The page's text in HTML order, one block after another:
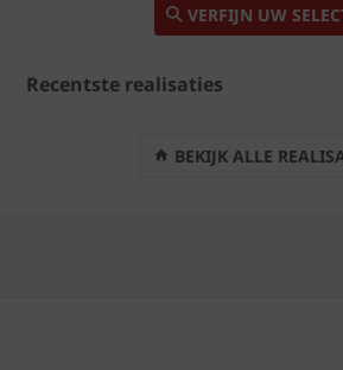
VERFIJN UW
Recentste realisaties
BEKIJK ALLE